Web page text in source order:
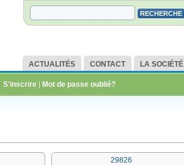
ACTUALITÉS CONTACT LA SOCIÉTÉ
S'inscrire Mot de passe oublié?
29826